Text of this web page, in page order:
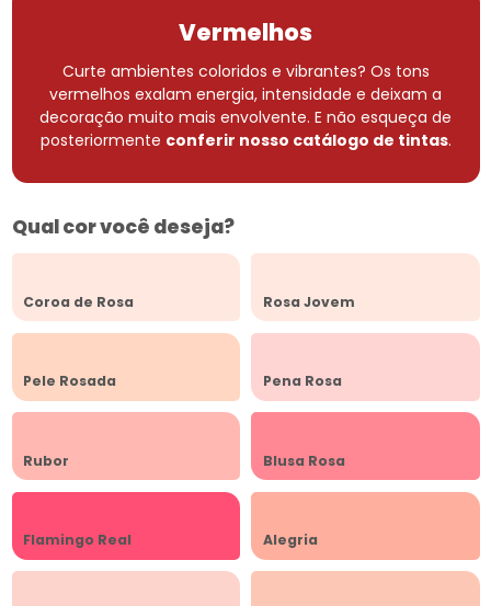
Vermelhos
Curte ambientes coloridos e vibrantes? Os tons
vermelhos exalam energia, intensidade e deixam a
decoração muito mais envolvente. E não esqueça de
posteriormente conferir nosso catálogo de tintas.
Qual cor você deseja?
Coroa de Rosa Rosa Jovem
Pele Rosada Pena Rosa
Rubor Blusa Rosa
Flamingo Real Alegria